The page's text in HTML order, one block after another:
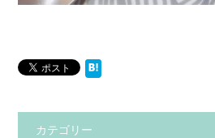
カテゴリー